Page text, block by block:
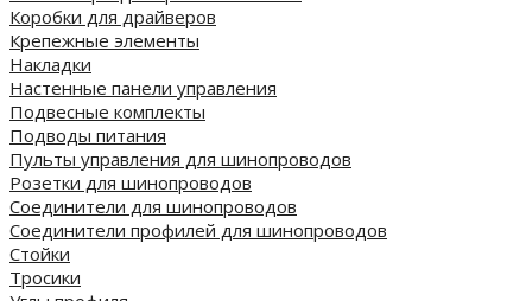
Коробки для драйверов
Крепежные элементы
Накладки
Настенные панели управления
Подвесные комплекты
Подводы питания
Пульты управления для шинопроводов
Розетки для шинопроводов
Соединители для шинопроводов
Соединители профилей для шинопроводов
Стойки
Тросики